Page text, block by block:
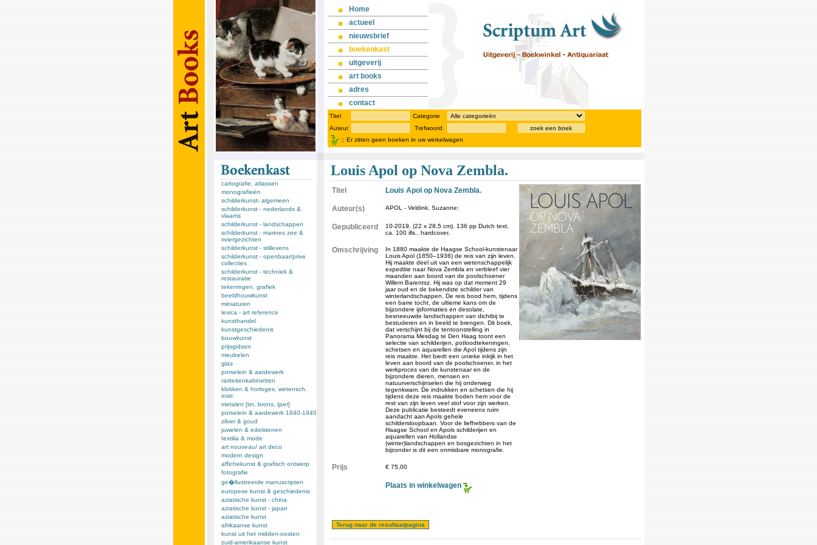
Home
actueel
nieuwsbrief
boekenkast
uitgeverij
art books
adres
contact
Titel
Categorie
Auteur
Trefwoord
zoek een boek
:: Er zitten geen boeken in uw winkelwagen
cartografie, atlassen
monografieën
schilderkunst- algemeen
schilderkunst - nederlands &
vlaams
schilderkunst - landschappen
schilderkunst - marines zee &
riviergezichten
schilderkunst - stillevens
schilderkunst - openbaar/prive
collecties
schilderkunst - techniek &
restauratie
tekeningen, grafiek
beeldhouwkunst
miniaturen
lexica - art reference
kunsthandel
kunstgeschiedenis
bouwkunst
prijsgidsen
meubelen
glas
porselein & aardewerk
rariteitenkabinetten
klokken & horloges, wetensch.
instr.
metalen [tin, brons, ijzer]
porselein & aardewerk 1840-1940
zilver & goud
juwelen & edelstenen
textilia & mode
art nouveau/ art deco
modern design
affichekunst & grafisch ontwerp
fotografie
ge�llustreerde manuscripten
europese kunst & geschiedenis
aziatische kunst - china
aziatische kunst - japan
aziatische kunst
afrikaanse kunst
kunst uit het midden-oosten
zuid-amerikaanse kunst
Louis Apol op Nova Zembla.
Titel Louis Apol op Nova Zembla.
Auteur(s) APOL - Veldink, Suzanne:
Gepubliceerd
10-2019, (22 x 28,5 cm). 136 pp Dutch text,
ca. 100 ills., hardcover.
Omschrijving
In 1880 maakte de Haagse School-kunstenaar
Louis Apol (1850–1936) de reis van zijn leven.
Hij maakte deel uit van een wetenschappelijk
expeditie naar Nova Zembla en verbleef vier
maanden aan boord van de poolschoener
Willem Barentsz. Hij was op dat moment 29
jaar oud en de bekendste schilder van
winterlandschappen. De reis bood hem, tijdens
een barre tocht, de ultieme kans om de
bijzondere ijsformaties en desolate,
besneeuwde landschappen van dichtbij te
bestuderen en in beeld te brengen. Dit boek,
dat verschijnt bij de tentoonstelling in
Panorama Mesdag te Den Haag toont een
selectie van schilderijen, potloodtekeningen,
schetsen en aquarellen die Apol tijdens zijn
reis maakte. Het biedt een unieke inkijk in het
leven aan boord van de poolschoener, in het
werkproces van de kunstenaar en de
bijzondere dieren, mensen en
natuurverschijnselen die hij onderweg
tegenkwam. De indrukken en schetsen die hij
tijdens deze reis maakte boden hem voor de
rest van zijn leven veel stof voor zijn werken.
Deze publicatie besteedt eveneens ruim
aandacht aan Apols gehele
schildersloopbaan. Voor de liefhebbers van de
Haagse School en Apols schilderijen en
aquarellen van Hollandse
(winter)landschappen en bosgezichten in het
bijzonder is dit een onmisbare monografie.
Prijs € 75,00
Plaats in winkelwagen